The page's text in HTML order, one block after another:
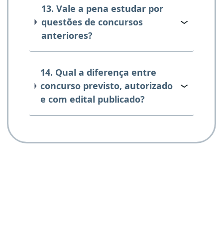
13. Vale a pena estudar por
questões de concursos
anteriores?
14. Qual a diferença entre
concurso previsto, autorizado
e com edital publicado?